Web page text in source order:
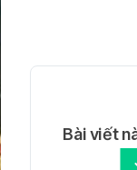
Bài viết